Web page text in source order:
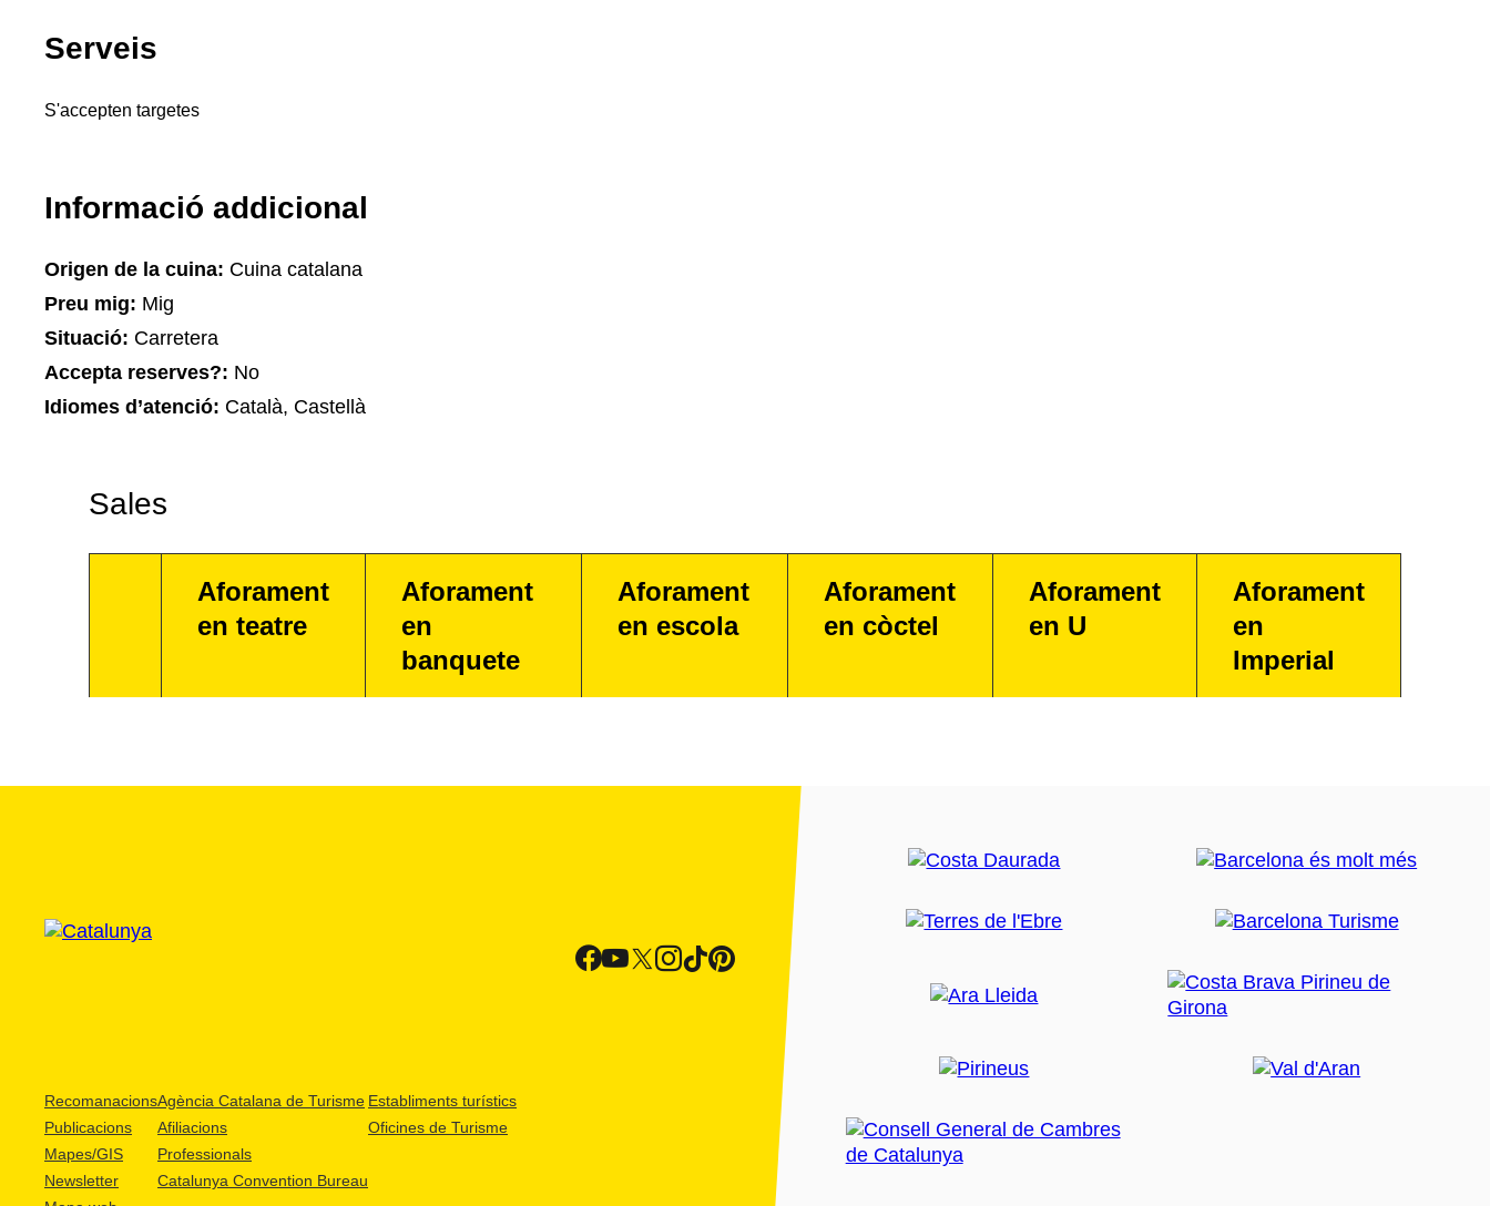
Serveis
S'accepten targetes
Informació addicional
Origen de la cuina: Cuina catalana
Preu mig: Mig
Situació: Carretera
Accepta reserves?: No
Idiomes d’atenció: Català, Castellà
Sales
Aforament
en teatre
Aforament
en
banquete
Aforament
en escola
Aforament
en còctel
Aforament
en U
Aforament
en
Imperial
Recomanacions
Publicacions
Mapes/GIS
Newsletter
Agència Catalana de Turisme
Afiliacions
Professionals
Catalunya Convention Bureau
Establiments turístics
Oficines de Turisme